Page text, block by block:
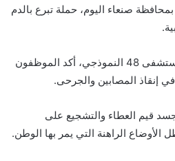
صنعاء اليوم، حملة تبرع بالدم
وخلال الحملة بحضور فريق مستشفى 48 النموذجي، أكد الموظفون
إنقاذ المصابين والجرحى.
قيم العطاء والتشجيع على
الراهنة التي يمر بها الوطن.